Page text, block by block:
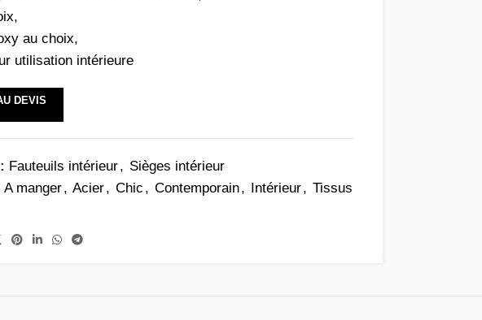
au choix,
utilisation intérieure
DEVIS
Fauteuils intérieur, Sièges intérieur
A manger, Acier, Chic , Contemporain, Intérieur, Tissus